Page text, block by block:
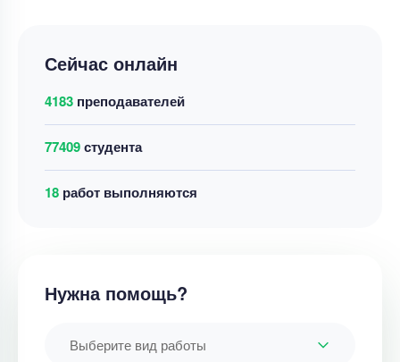
Сейчас онлайн
4183 преподавателей
77409студента
18 работ выполняются
Нужна помощь?
Выберите вид работы